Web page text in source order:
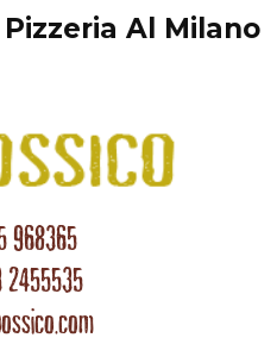
Al Milano
968365